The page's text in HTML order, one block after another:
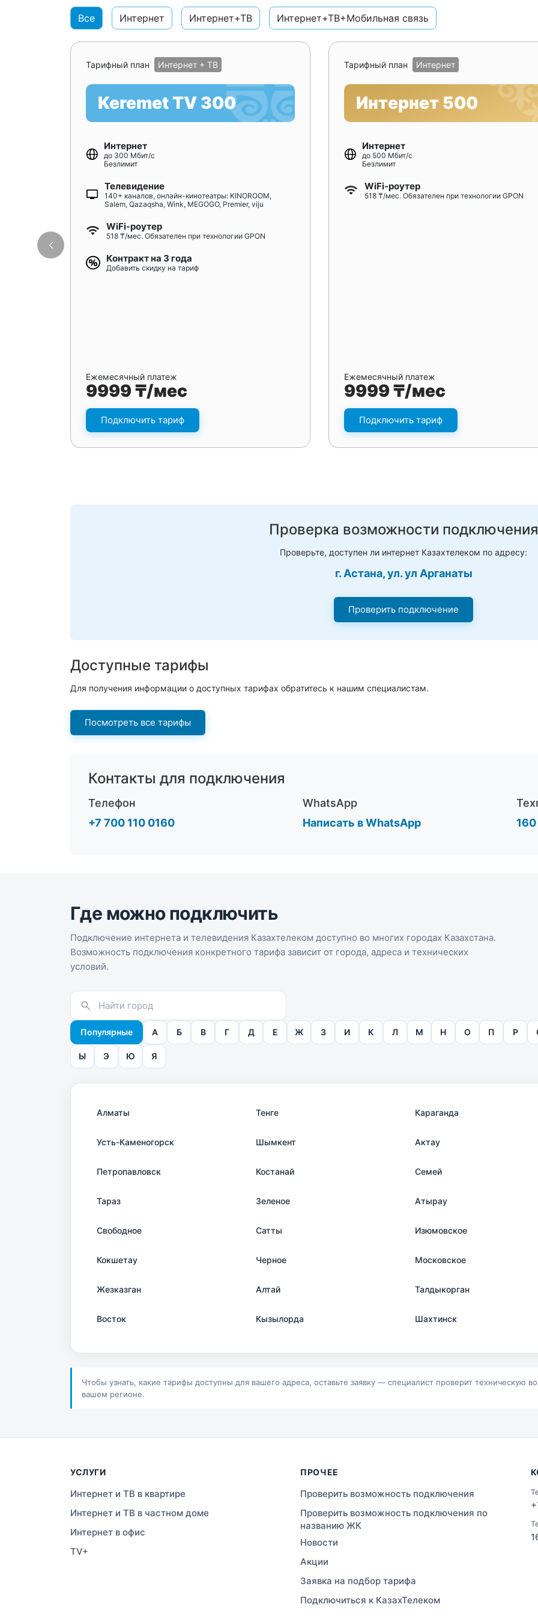
Все Интернет Интернет+ТВ Интернет+ТВ+Мобильная связь
Тарифный план Интернет + ТВ
Keremet TV 300
Интернет
до 300 Мбит/с
Безлимит
Телевидение
140+ каналов, онлайн-кинотеатры: KINOROOM,
Salem, Qazaqsha, Wink, MEGOGO, Premier, viju
WiFi-роутер
518 ₸/мес. Обязателен при технологии GPON
Контракт на 3 года
Добавить скидку на тариф
Ежемесячный платеж
9999 ₸/мес
Подключить тариф
Тарифный план Интернет
Интернет 500
Интернет
до 500 Мбит/с
Безлимит
WiFi-роутер
518 ₸/мес. Обязателен при технологии GPON
Ежемесячный платеж
9999 ₸/мес
Подключить тариф
Проверка возможности подключения
Проверьте, доступен ли интернет Казахтелеком по адресу:
г. Астана, ул. ул Арганаты
Проверить подключение
Доступные тарифы
Для получения информации о доступных тарифах обратитесь к нашим специалистам.
Посмотреть все тарифы
Контакты для подключения
Телефон
+7 700 110 0160
WhatsApp
Написать в WhatsApp
160
Где можно подключить
Подключение интернета и телевидения Казахтелеком доступно во многих городах Казахстана.
Возможность подключения конкретного тарифа зависит от города, адреса и технических
условий.
Популярные А Б В Г Д Е Ж З И К Л М Н О П Р
Ы Э Ю Я
Алматы Тенге Караганда
Усть-Каменогорск Шымкент Актау
Петропавловск Костанай Семей
Тараз Зеленое Атырау
Свободное Сатты Изюмовское
Кокшетау Черное Московское
Жезказган Алтай Талдыкорган
Восток Кызылорда Шахтинск
Шучинск
Чтобы узнать, какие тарифы доступны для вашего адреса, оставьте заявку — специалист проверит техническую
вашем регионе.
УСЛУГИ
Интернет и ТВ в квартире
Интернет и ТВ в частном доме
Интернет в офис
TV+
ПРОЧЕЕ
Проверить возможность подключения
Проверить возможность подключения по
названию ЖК
Новости
Акции
Заявка на подбор тарифа
Подключиться к КазахТелеком